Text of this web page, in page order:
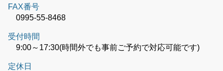
FAX番号
0995-55-8468
受付時間
9:00～17:30(時間外でも事前ご予約で対応可能です)
定休日